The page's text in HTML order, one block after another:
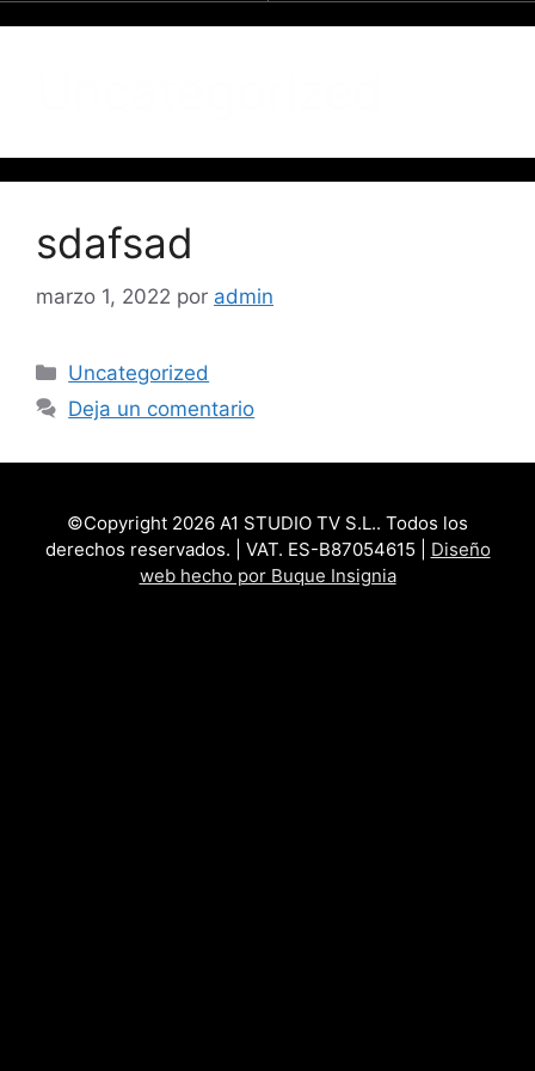
sdafsad
marzo 1, 2022 por admin
Uncategorized
Deja un comentario
©Copyright 2026 A1 STUDIO TV S.L.. Todos los
derechos reservados. | VAT. ES-B87054615 | Diseño
web hecho por Buque Insignia